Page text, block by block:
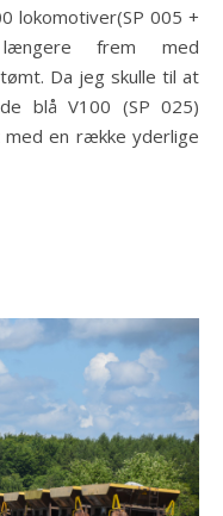
lokomotiver(SP 005 +
frem med
Da jeg skulle til at
blå V100 (SP 025)
en række yderlige